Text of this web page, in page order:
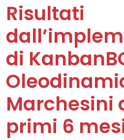
Risultati
di
Marchesini
primi 6